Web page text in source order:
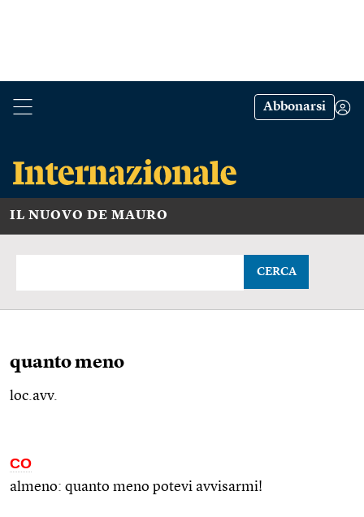
Abbonarsi
IL NUOVO DE MAURO
CERCA
quanto meno
loc.avv.
CO
almeno: quanto meno potevi avvisarmi!